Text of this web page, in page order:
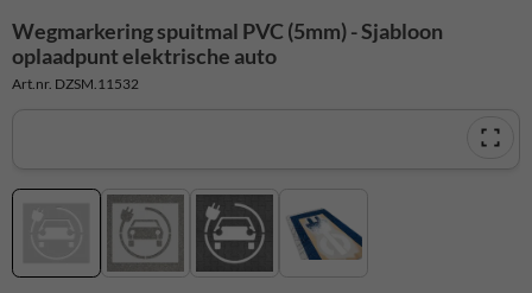
Wegmarkering spuitmal PVC (5mm) - Sjabloon
oplaadpunt elektrische auto
Art.nr. DZSM.11532